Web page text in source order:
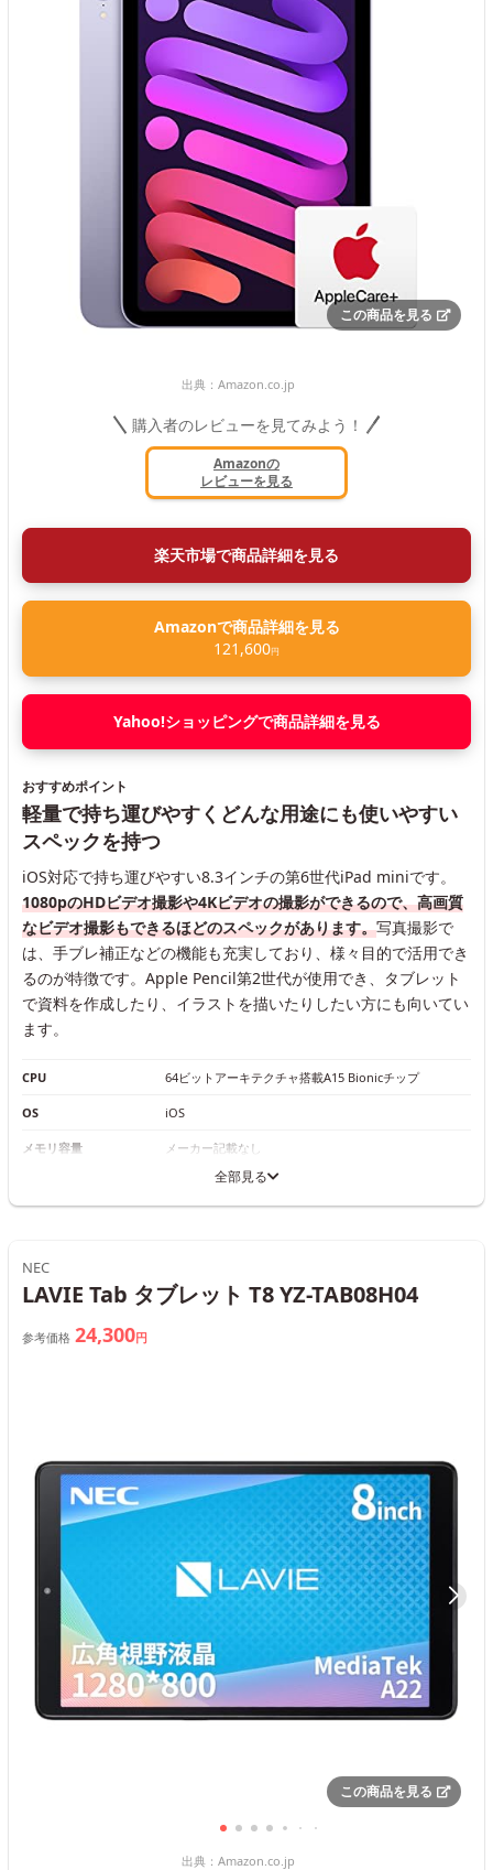
この商品を見る
出典： Amazon.co.jp
購入者のレビューを見てみよう！
Amazonの
レビューを見る
楽天市場で商品詳細を見る
Amazonで商品詳細を見る
121,600円
Yahoo!ショッピングで商品詳細を見る
おすすめポイント
軽量で持ち運びやすくどんな用途にも使いやすい
スペックを持つ
iOS対応で持ち運びやすい8.3インチの第6世代iPad miniです。
1080pのHDビデオ撮影や4Kビデオの撮影ができるので、高画質
なビデオ撮影もできるほどのスペックがあります。写真撮影で
は、手ブレ補正などの機能も充実しており、様々目的で活用でき
るのが特徴です。Apple Pencil第2世代が使用でき、タブレット
で資料を作成したり、イラストを描いたりしたい方にも向いてい
ます。
CPU 64ビットアーキテクチャ搭載A15 Bionicチップ
OS iOS
メモリ容量 メーカー記載なし
全部見る
NEC
LAVIE Tab タブレット T8 YZ-TAB08H04
参考価格 24,300円
この商品を見る
出典： Amazon.co.jp